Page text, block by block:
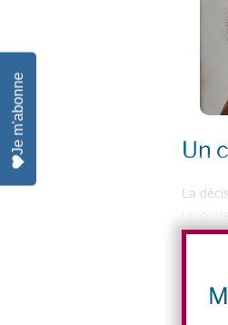
Un
La
Robert.
Je m'abonne